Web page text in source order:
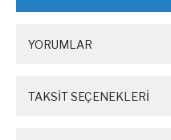
YORUMLAR
TAKSİT SEÇENEKLERİ